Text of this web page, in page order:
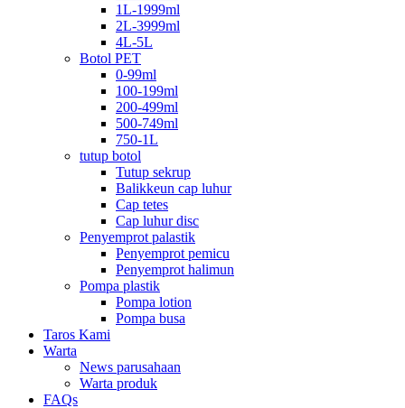
1L-1999ml
2L-3999ml
4L-5L
Botol PET
0-99ml
100-199ml
200-499ml
500-749ml
750-1L
tutup botol
Tutup sekrup
Balikkeun cap luhur
Cap tetes
Cap luhur disc
Penyemprot palastik
Penyemprot pemicu
Penyemprot halimun
Pompa plastik
Pompa lotion
Pompa busa
Taros Kami
Warta
News parusahaan
Warta produk
FAQs